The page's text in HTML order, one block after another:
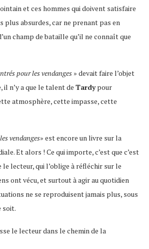
et ces hommes qui doivent satisfaire
plus absurdes, car ne prenant pas en
champ de bataille qu’il ne connaît que
pour les vendanges » devait faire l’objet
il n’y a que le talent de Tardypour
atmosphère, cette impasse, cette
vendanges» est encore un livre sur la
Et alors ! Ce qui importe, c’est que c’est
lecteur, qui l’oblige à réfléchir sur le
ont vécu, et surtout à agir au quotidien
ne se reproduisent jamais plus, sous
soit.
le lecteur dans le chemin de la